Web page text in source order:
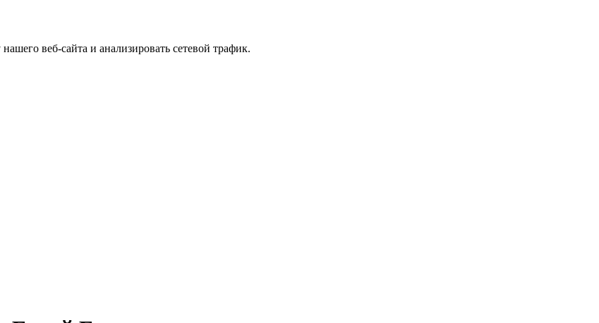
веб-сайта и анализировать сетевой трафик.